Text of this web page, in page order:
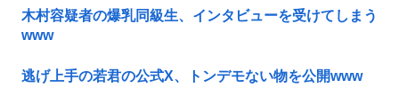
木村容疑者の爆乳同級生、インタビューを受けてしまう
www
逃げ上手の若君の公式X、トンデモない物を公開www